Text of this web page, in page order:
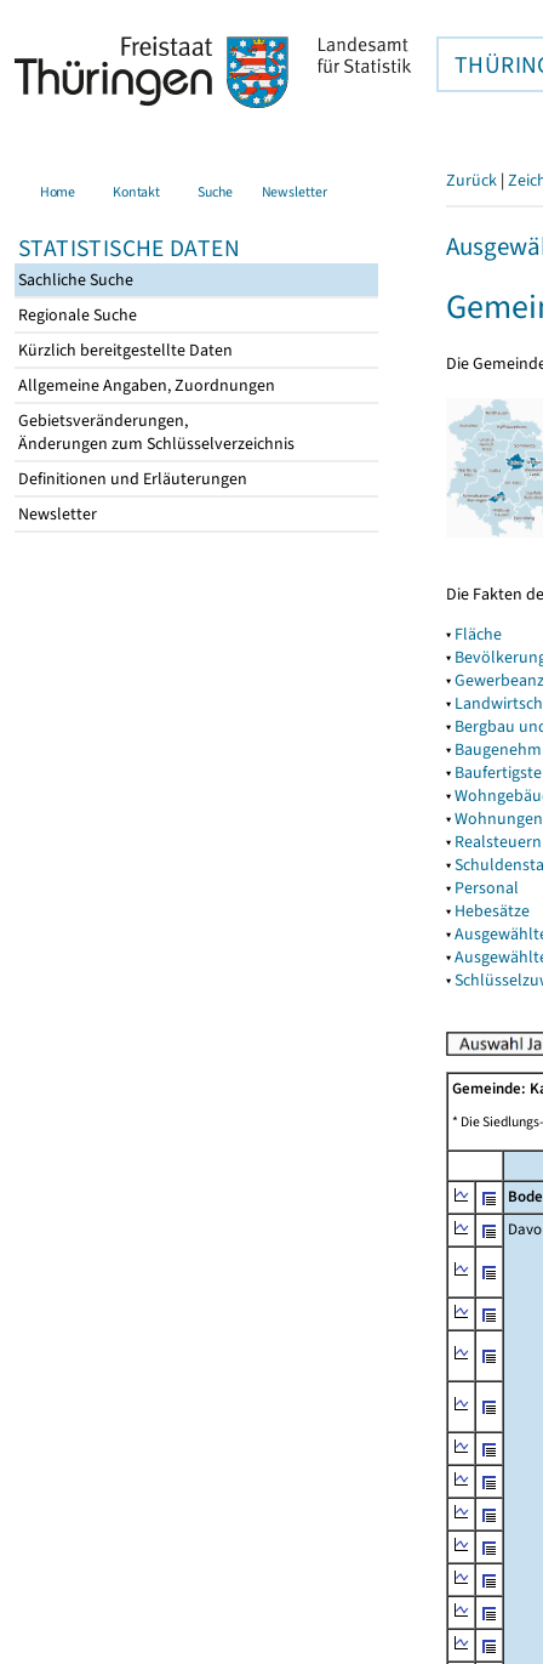
Home Kontakt Suche Newsletter
STATISTISCHE DATEN
Sachliche Suche
Regionale Suche
Kürzlich bereitgestellte Daten
Allgemeine Angaben, Zuordnungen
Gebietsveränderungen,
Änderungen zum Schlüsselverzeichnis
Definitionen und Erläuterungen
Newsletter
Zurück |
Die
Die Fakten
▾ Fläche
▾
▾
▾
▾ Bergbau
▾
▾
▾
▾Wohnungen
▾ Realsteuern
▾
▾ Personal
▾ Hebesätze
▾
▾
▾
Gemeinde:
* Die